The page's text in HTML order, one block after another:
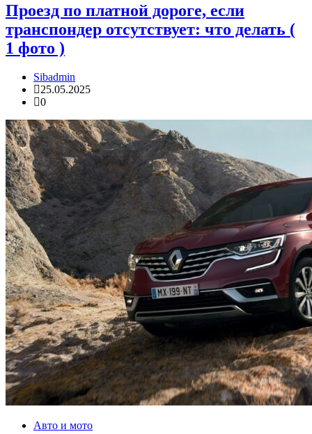
Проезд по платной дороге, если
транспондер отсутствует: что делать (
1 фото )
Sibadmin
25.05.2025
0
Авто и мото